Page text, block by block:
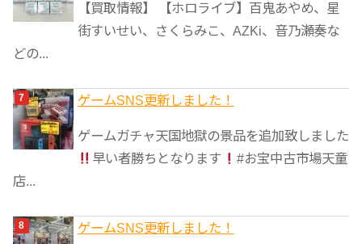
【買取情報】 【ホロライブ】百鬼あやめ、星
街すいせい、さくらみこ、AZKi、音乃瀬奏な
どの...
ゲームSNS更新しました！
ゲームガチャ天国地獄の景品を追加致しました
早い者勝ちとなります
#お宝中古市場天童
店...
ゲームSNS更新しました！